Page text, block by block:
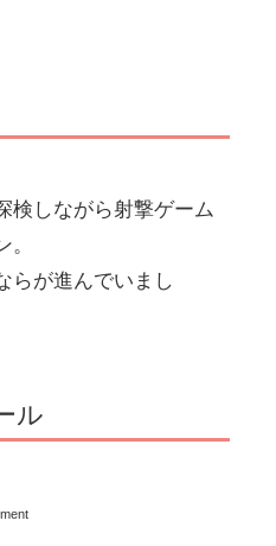
検しながら射撃ゲーム
らが進んでいまし
ル